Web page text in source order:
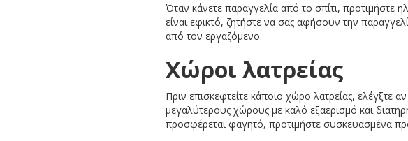
Όταν κάνετε παραγγελία από το σπίτι, προτιμήστε
είναι εφικτό, ζητήστε να σας αφήσουν την
από τον εργαζόμενο.
Χώροι λατρείας
Πριν επισκεφτείτε κάποιο χώρο λατρείας, ελέγξτε
μεγαλύτερους χώρους με καλό εξαερισμό και
προσφέρεται φαγητό, προτιμήστε συσκευασμένα